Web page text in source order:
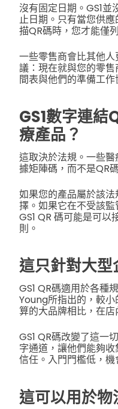
沒有固定日期。GS1
止日期。只有當您供
描QR碼時，您才能僅
一些零售商會比其他人
議：現在就與您的零
間表與他們的準備工作
GS1數字連結
療產品？
這取決於法規。一些
據矩陣碼，而不是QR
如果您的產品屬於該
擇。如果它在不受該監
GS1 QR 碼可能是可
則。
這只針對大型
GS1 QR碼適用於各種
Young所指出的，較
算的大品牌相比，在
GS1 QR碼改變了這一
字通道，讓他們能夠
信任。入門門檻低，
這可以用於物